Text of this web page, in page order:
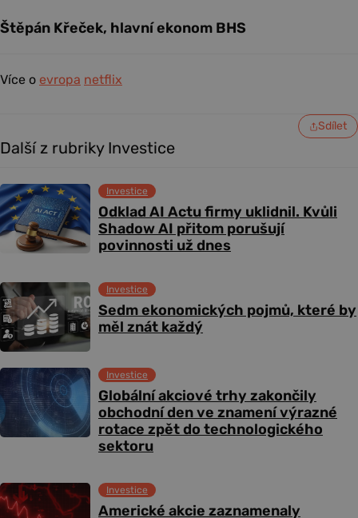
Štěpán Křeček, hlavní ekonom BHS
Více o evropa netflix
Sdílet
Další z rubriky Investice
Odklad AI Actu firmy uklidnil. Kvůli
Shadow AI přitom porušují
povinnosti už dnes
Investice
Sedm ekonomických pojmů, které by
měl znát každý
Investice
Globální akciové trhy zakončily
obchodní den ve znamení výrazné
rotace zpět do technologického
sektoru
Investice
Americké akcie zaznamenaly
Investice